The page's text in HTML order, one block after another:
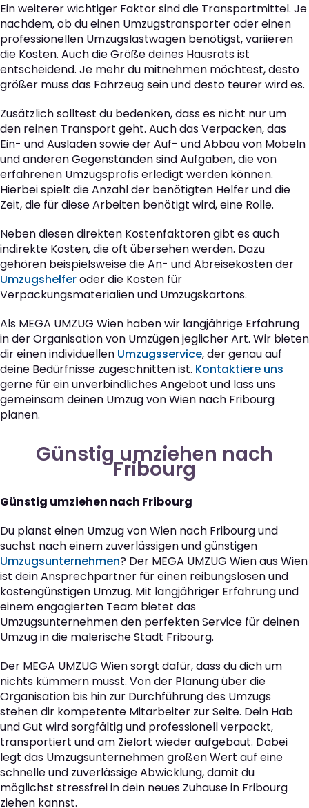
Ein weiterer wichtiger Faktor sind die Transportmittel. Je
nachdem, ob du einen Umzugstransporter oder einen
professionellen Umzugslastwagen benötigst, variieren
die Kosten. Auch die Größe deines Hausrats ist
entscheidend. Je mehr du mitnehmen möchtest, desto
größer muss das Fahrzeug sein und desto teurer wird es.
Zusätzlich solltest du bedenken, dass es nicht nur um
den reinen Transport geht. Auch das Verpacken, das
Ein- und Ausladen sowie der Auf- und Abbau von Möbeln
und anderen Gegenständen sind Aufgaben, die von
erfahrenen Umzugsprofis erledigt werden können.
Hierbei spielt die Anzahl der benötigten Helfer und die
Zeit, die für diese Arbeiten benötigt wird, eine Rolle.
Neben diesen direkten Kostenfaktoren gibt es auch
indirekte Kosten, die oft übersehen werden. Dazu
gehören beispielsweise die An- und Abreisekosten der
Umzugshelferoder die Kosten für
Verpackungsmaterialien und Umzugskartons.
Als MEGA UMZUG Wien haben wir langjährige Erfahrung
in der Organisation von Umzügen jeglicher Art. Wir bieten
dir einen individuellen Umzugsservice, der genau auf
deine Bedürfnisse zugeschnitten ist. Kontaktiere uns
gerne für ein unverbindliches Angebot und lass uns
gemeinsam deinen Umzug von Wien nach Fribourg
planen.
Günstig umziehen nach
Fribourg
Günstig umziehen nach Fribourg
Du planst einen Umzug von Wien nach Fribourg und
suchst nach einem zuverlässigen und günstigen
Umzugsunternehmen? Der MEGA UMZUG Wien aus Wien
ist dein Ansprechpartner für einen reibungslosen und
kostengünstigen Umzug. Mit langjähriger Erfahrung und
einem engagierten Team bietet das
Umzugsunternehmen den perfekten Service für deinen
Umzug in die malerische Stadt Fribourg.
Der MEGA UMZUG Wien sorgt dafür, dass du dich um
nichts kümmern musst. Von der Planung über die
Organisation bis hin zur Durchführung des Umzugs
stehen dir kompetente Mitarbeiter zur Seite. Dein Hab
und Gut wird sorgfältig und professionell verpackt,
transportiert und am Zielort wieder aufgebaut. Dabei
legt das Umzugsunternehmen großen Wert auf eine
schnelle und zuverlässige Abwicklung, damit du
möglichst stressfrei in dein neues Zuhause in Fribourg
ziehen kannst.